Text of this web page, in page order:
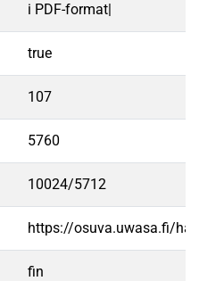
i PDF-format|
true
107
5760
10024/5712
https://osuva.uwasa.fi/
fin